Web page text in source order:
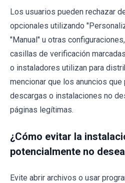
Los usuarios pueden rechazar
opcionales utilizando
"Manual" u otras
casillas de verificación
o instaladores utilizan para
mencionar que los anuncios que
descargas o instalaciones no
páginas legítimas.
¿Cómo evitar la
potencialmente no
Evite abrir archivos o usar